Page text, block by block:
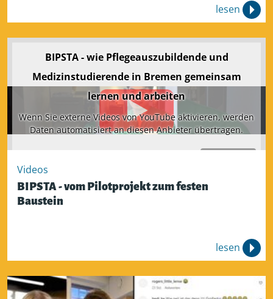
lesen
BIPSTA - wie Pflegeauszubildende und
Medizinstudierende in Bremen gemeinsam
lernen und arbeiten
Wenn Sie externe Videos von YouTube aktivieren, werden
Daten automatisiert an diesen Anbieter übertragen.
Videos
BIPSTA - vom Pilotprojekt zum festen
Baustein
lesen